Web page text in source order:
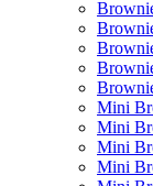
Mini
Mini
Mini
Mini